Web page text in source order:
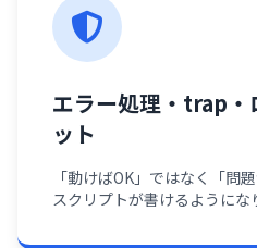
エラー処理・trap・
ット
「動けばOK」ではなく「問
スクリプトが書けるようにな